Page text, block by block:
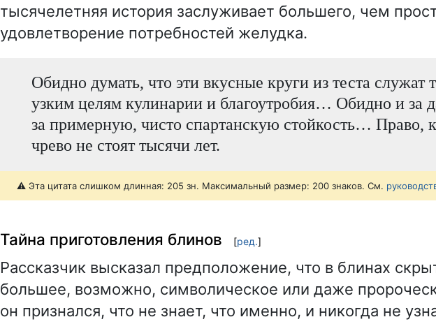
тысячелетняя история заслуживает большего, чем
удовлетворение потребностей желудка.
Обидно думать, что эти вкусные круги из теста служат
узким целям кулинарии и благоутробия… Обидно и за
за примерную, чисто спартанскую стойкость… Право,
чрево не стоят тысячи лет.
⚠️ Эта цитата слишком длинная: 205 зн. Максимальный размер: 200 знаков. См.
Тайна приготовления блинов [ред.]
Рассказчик высказал предположение, что в блинах
большее, возможно, символическое или даже
он признался, что не знает, что именно, и никогда не